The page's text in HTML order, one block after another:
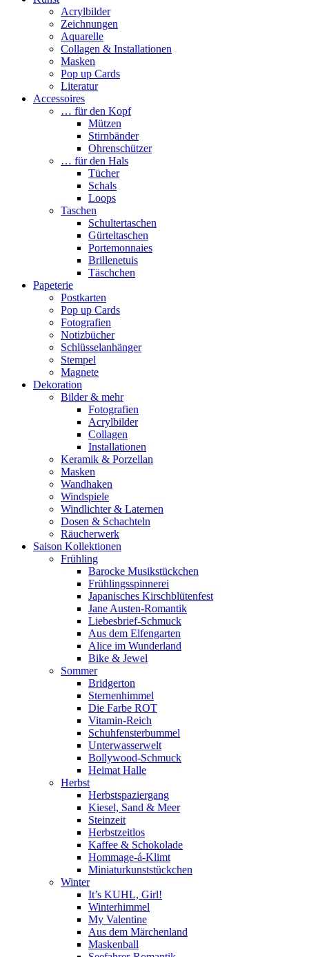
Acrylbilder
Zeichnungen
Aquarelle
Collagen & Installationen
Masken
Pop up Cards
Literatur
Accessoires
… für den Kopf
Mützen
Stirnbänder
Ohrenschützer
… für den Hals
Tücher
Schals
Loops
Taschen
Schultertaschen
Gürteltaschen
Portemonnaies
Brillenetuis
Täschchen
Papeterie
Postkarten
Pop up Cards
Fotografien
Notizbücher
Schlüsselanhänger
Stempel
Magnete
Dekoration
Bilder & mehr
Fotografien
Acrylbilder
Collagen
Installationen
Keramik & Porzellan
Masken
Wandhaken
Windspiele
Windlichter & Laternen
Dosen & Schachteln
Räucherwerk
Saison Kollektionen
Frühling
Barocke Musikstückchen
Frühlingsspinnerei
Japanisches Kirschblütenfest
Jane Austen-Romantik
Liebesbrief-Schmuck
Aus dem Elfengarten
Alice im Wunderland
Bike & Jewel
Sommer
Bridgerton
Sternenhimmel
Die Farbe ROT
Vitamin-Reich
Schuhfensterbummel
Unterwasserwelt
Bollywood-Schmuck
Heimat Halle
Herbst
Herbstspaziergang
Kiesel, Sand & Meer
Steinzeit
Herbstzeitlos
Kaffee & Schokolade
Hommage-á-Klimt
Miniaturkunststückchen
Winter
It’s KUHL, Girl!
Winterhimmel
My Valentine
Aus dem Märchenland
Maskenball